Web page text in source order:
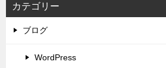
カテゴリー
ブログ
WordPress